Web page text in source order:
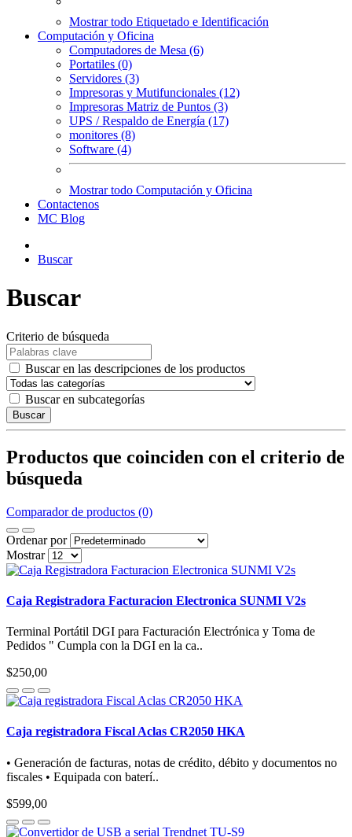
Mostrar todo Etiquetado e Identificación
Computación y Oficina
Computadores de Mesa (6)
Portatiles (0)
Servidores (3)
Impresoras y Mutifuncionales (12)
Impresoras Matriz de Puntos (3)
UPS / Respaldo de Energía (17)
monitores (8)
Software (4)
Mostrar todo Computación y Oficina
Contactenos
MC Blog
Buscar
Buscar
Criterio de búsqueda
Buscar en las descripciones de los productos
Buscar en subcategorías
Buscar
Productos que coinciden con el criterio de
búsqueda
Comparador de productos (0)
Ordenar por
Mostrar
Caja Registradora Facturacion Electronica SUNMI V2s
Terminal Portátil DGI para Facturación Electrónica y Toma de
Pedidos " Cumpla con la DGI en la ca..
$250,00
Caja registradora Fiscal Aclas CR2050 HKA
• Generación de facturas, notas de crédito, débito y documentos no
fiscales • Equipada con baterí..
$599,00